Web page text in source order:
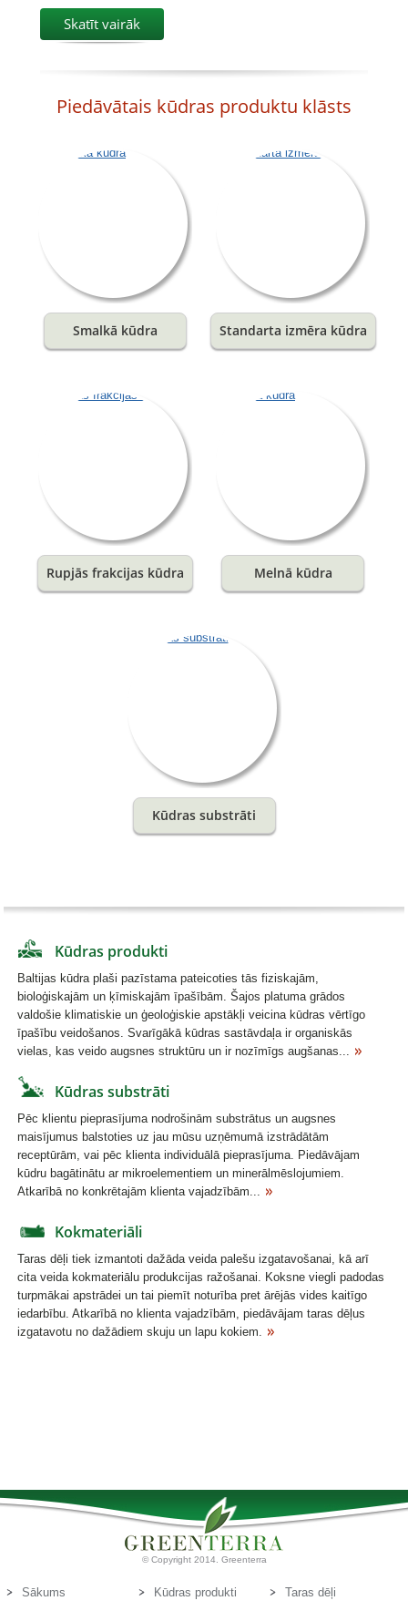
Skatīt vairāk
Piedāvātais kūdras produktu klāsts
Smalkā kūdra Standarta izmēra kūdra
Rupjās frakcijas kūdra Melnā kūdra
Kūdras substrāti
Kūdras produkti
Baltijas kūdra plaši pazīstama pateicoties tās fiziskajām,
bioloģiskajām un ķīmiskajām īpašībām. Šajos platuma grādos
valdošie klimatiskie un ģeoloģiskie apstākļi veicina kūdras vērtīgo
īpašību veidošanos. Svarīgākā kūdras sastāvdaļa ir organiskās
vielas, kas veido augsnes struktūru un ir nozīmīgs augšanas...
Kūdras substrāti
Pēc klientu pieprasījuma nodrošinām substrātus un augsnes
maisījumus balstoties uz jau mūsu uzņēmumā izstrādātām
receptūrām, vai pēc klienta individuālā pieprasījuma. Piedāvājam
kūdru bagātinātu ar mikroelementiem un minerālmēslojumiem.
Atkarībā no konkrētajām klienta vajadzībām...
Kokmateriāli
Taras dēļi tiek izmantoti dažāda veida palešu izgatavošanai, kā arī
cita veida kokmateriālu produkcijas ražošanai. Koksne viegli padodas
turpmākai apstrādei un tai piemīt noturība pret ārējās vides kaitīgo
iedarbību. Atkarībā no klienta vajadzībām, piedāvājam taras dēļus
izgatavotu no dažādiem skuju un lapu kokiem.
© Copyright 2014. Greenterra
Sākums Kūdras produkti
Taras dēļi